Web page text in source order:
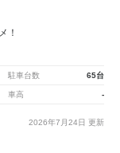
！
駐車台数 65台
車高 -
2026年7月24日 更新